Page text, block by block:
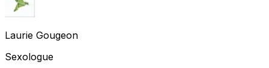
Laurie Gougeon
Sexologue